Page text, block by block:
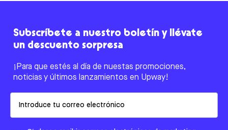
Subscríbete a nuestro boletín y llévate
un descuento sorpresa
¡Para que estés al día de nuestas promociones,
noticias y últimos lanzamientos en Upway!